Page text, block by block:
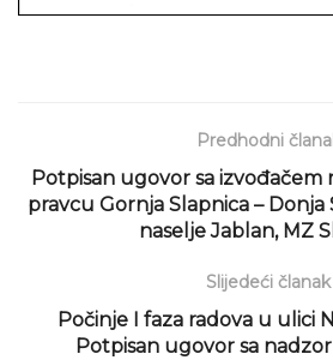
Predhodni
Potpisan ugovor sa
pravcu Gornja Slapnica – Donja
naselje Jablan, MZ
Slijedeći članak
Počinje I faza radova u ulici
Potpisan ugovor sa